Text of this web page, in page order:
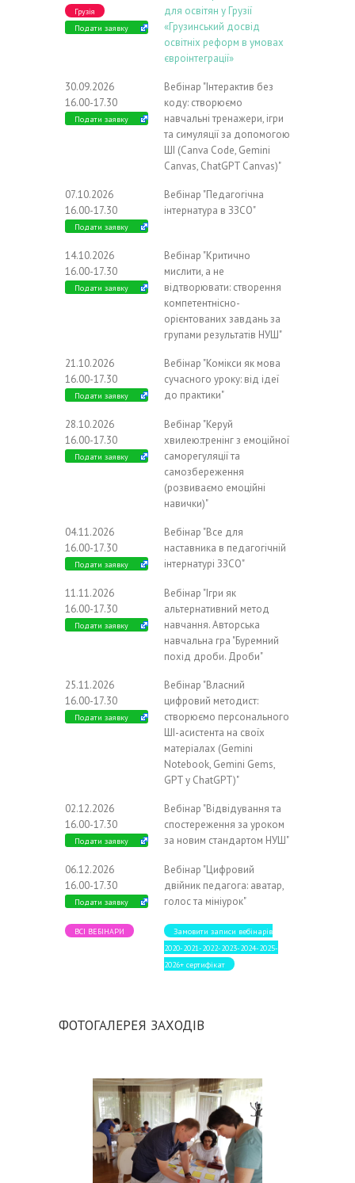
Грузія
Подати заявку
для освітян у Грузії
«Грузинський досвід
освітніх реформ в умовах
євроінтеграції»
30.09.2026
16.00-17.30
Подати заявку
Вебінар "Інтерактив без
коду: створюємо
навчальні тренажери, ігри
та симуляції за допомогою
ШІ (Canva Code, Gemini
Canvas, ChatGPT Canvas)"
07.10.2026
16.00-17.30
Подати заявку
Вебінар "Педагогічна
інтернатура в ЗЗСО"
14.10.2026
16.00-17.30
Подати заявку
Вебінар "Критично
мислити, а не
відтворювати: створення
компетентнісно-
орієнтованих завдань за
групами результатів НУШ"
21.10.2026
16.00-17.30
Подати заявку
Вебінар "Комікси як мова
сучасного уроку: від ідеї
до практики"
28.10.2026
16.00-17.30
Подати заявку
Вебінар "Керуй
хвилею:тренінг з емоційної
саморегуляції та
самозбереження
(розвиваємо емоційні
навички)"
04.11.2026
16.00-17.30
Подати заявку
Вебінар "Все для
наставника в педагогічній
інтернатурі ЗЗСО"
11.11.2026
16.00-17.30
Подати заявку
Вебінар "Ігри як
альтернативний метод
навчання. Авторська
навчальна гра "Буремний
похід дроби. Дроби"
25.11.2026
16.00-17.30
Подати заявку
Вебінар "Власний
цифровий методист:
створюємо персонального
ШІ-асистента на своїх
матеріалах (Gemini
Notebook, Gemini Gems,
GPT у ChatGPT)"
02.12.2026
16.00-17.30
Подати заявку
Вебінар "Відвідування та
спостереження за уроком
за новим стандартом НУШ"
06.12.2026
16.00-17.30
Подати заявку
Вебінар "Цифровий
двійник педагога: аватар,
голос та мініурок"
ВСІ ВЕБІНАРИ
Замовити записи вебінарів
2020-2021-2022-2023-2024-2025-
2026+ сертифікат
ФОТОГАЛЕРЕЯ ЗАХОДІВ